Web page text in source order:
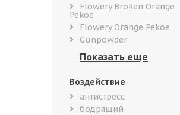
Flowery Broken Orange
Pekoe
Flowery Orange Pekoe
Gunpowder
Воздействие
антистресс
бодрящий